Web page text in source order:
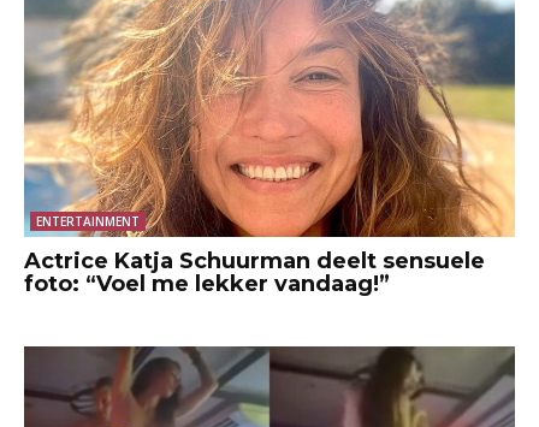
ENTERTAINMENT
Actrice Katja Schuurman deelt sensuele
foto: “Voel me lekker vandaag!”